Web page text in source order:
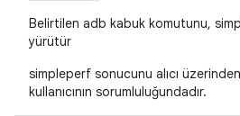
Belirtilen adb kabuk komutunu,
yürütür
simpleperf sonucunu alıcı
kullanıcının sorumluluğundadır.